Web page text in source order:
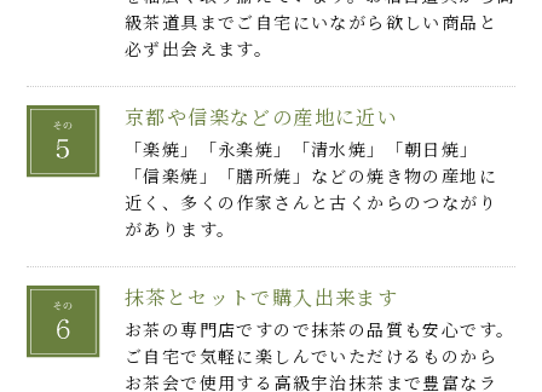
級茶道具までご自宅にいながら欲しい商品と
必ず出会えます。
京都や信楽などの産地に近い
「楽焼」「永楽焼」「清水焼」「朝日焼」
「信楽焼」「膳所焼」などの焼き物の産地に
近く、多くの作家さんと古くからのつながり
があります。
抹茶とセットで購入出来ます
お茶の専門店ですので抹茶の品質も安心です。
ご自宅で気軽に楽しんでいただけるものから
お茶会で使用する高級宇治抹茶まで豊富なラ